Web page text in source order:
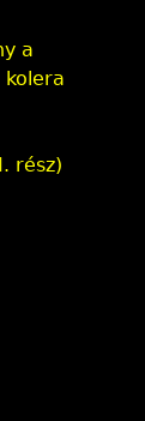
a
kolera
rész)